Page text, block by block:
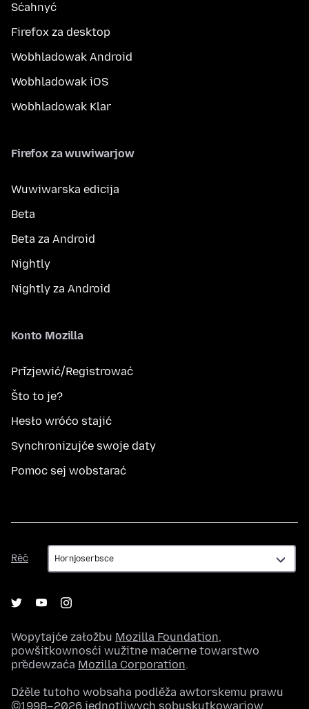
Sćahnyć
Firefox za desktop
Wobhladowak Android
Wobhladowak iOS
Wobhladowak Klar
Firefox za wuwiwarjow
Wuwiwarska edicija
Beta
Beta za Android
Nightly
Nightly za Android
Konto Mozilla
Přizjewić/Registrować
Što to je?
Hesło wróćo stajić
Synchronizujće swoje daty
Pomoc sej wobstarać
Rěč
Rěč
Wopytajće załožbu Mozilla Foundation,
powšitkownosći wužitne maćerne towarstwo
předewzaća Mozilla Corporation.
Dźěle tutoho wobsaha podlěža awtorskemu prawu
©1998–2026 jednotliwych sobuskutkowarjow